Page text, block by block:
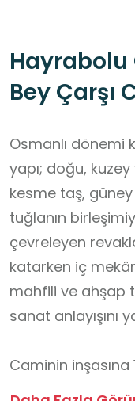
Bey Çarşı
Osmanlı dönemi
yapı; doğu,
kesme taş,
tuğlanın
çevreleyen
katarken iç
mahfili ve ahşap
sanat anlayışını
Caminin inşasına
Çorumlu